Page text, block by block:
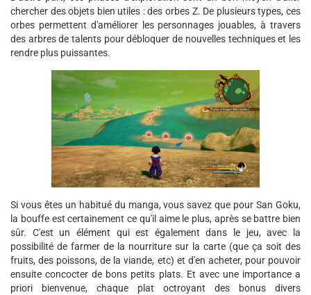
chercher des objets bien utiles : des orbes Z. De plusieurs types, ces
orbes permettent d'améliorer les personnages jouables, à travers
des arbres de talents pour débloquer de nouvelles techniques et les
rendre plus puissantes.
Si vous êtes un habitué du manga, vous savez que pour San Goku,
la bouffe est certainement ce qu'il aime le plus, après se battre bien
sûr. C'est un élément qui est également dans le jeu, avec la
possibilité de farmer de la nourriture sur la carte (que ça soit des
fruits, des poissons, de la viande, etc) et d'en acheter, pour pouvoir
ensuite concocter de bons petits plats. Et avec une importance a
priori bienvenue, chaque plat octroyant des bonus divers